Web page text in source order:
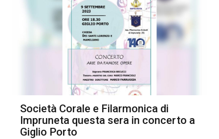
Società Corale e Filarmonica di
Impruneta questa sera in concerto a
Giglio Porto